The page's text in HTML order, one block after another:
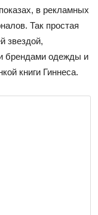
в рекламных
Так простая
звездой,
брендами одежды и
книги Гиннеса.